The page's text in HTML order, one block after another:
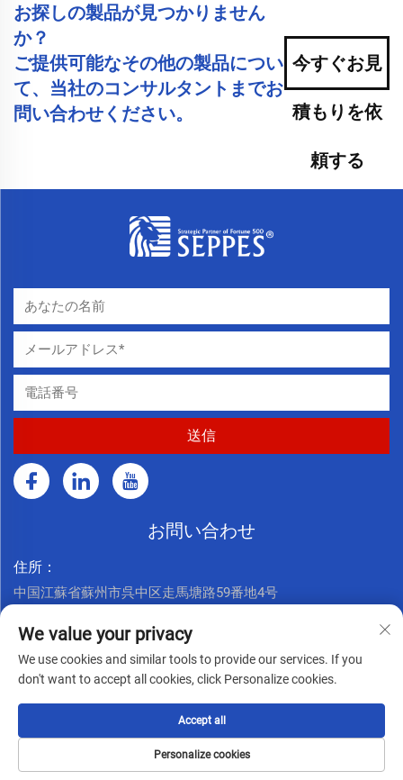
お探しの製品が見つかりません
か？
ご提供可能なその他の製品につい
て、当社のコンサルタントまでお
問い合わせください。
今すぐお見
積もりを依
頼する
お問い合わせ
住所：
中国江蘇省蘇州市呉中区走馬塘路59番地4号
+86 17761926625
メールアドレス：
著作権 © Seppes Door Industry (suzhou) Co., Ltd. すべての権
利は留保されます
We value your privacy
We use cookies and similar tools to provide our services. If you
don't want to accept all cookies, click Personalize cookies.
Personalize cookies
Accept all